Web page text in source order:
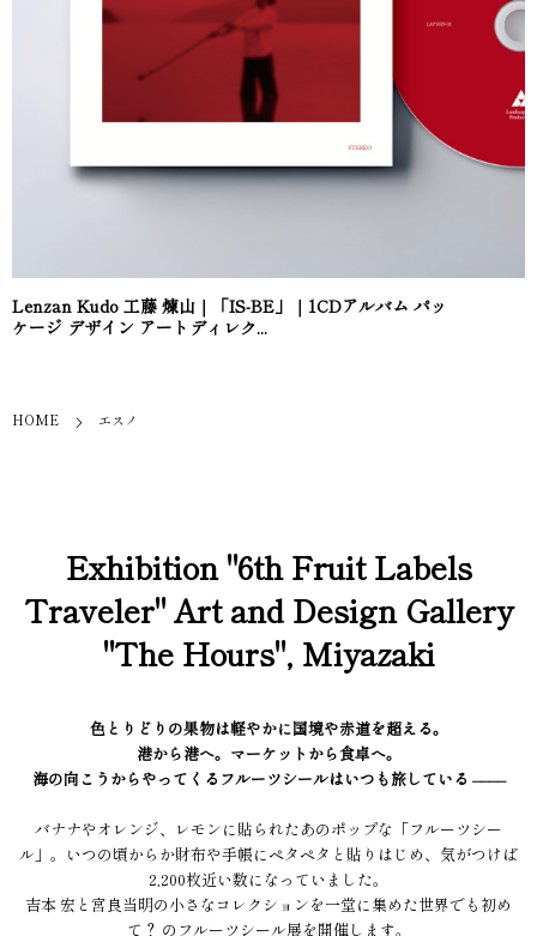
Lenzan Kudo 工藤 煉山｜「IS-BE」｜1CDアルバム パッ
ケージ デザイン アートディレク...
HOME エスノ
Exhibition "6th Fruit Labels
Traveler" Art and Design Gallery
"The Hours", Miyazaki
色とりどりの果物は軽やかに国境や赤道を超える。
港から港へ。マーケットから食卓へ。
海の向こうからやってくるフルーツシールはいつも旅している ––––
バナナやオレンジ、レモンに貼られたあのポップな「フルーツシー
ル」。いつの頃からか財布や手帳にペタペタと貼りはじめ、気がつけば
2,200枚近い数になっていました。
吉本 宏と宮良当明の小さなコレクションを一堂に集めた世界でも初め
て？ のフルーツシール展を開催します。